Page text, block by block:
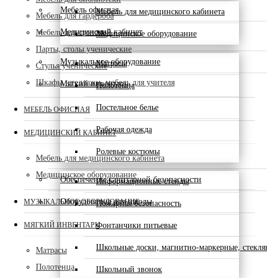
Мебель офисная
Медицинский кабинет
Мебель для медицинского кабинета
Медицинское оборудование
Музыкальное оборудование
Мягкий инвентарь
Матрасы
Полотенца
Постельное белье
Рабочая одежда
Ролевые костюмы
Обеспечение санитарной безопасности
Оборудование для школы
Информационные стенды
Пожарная безопасность
Фонтанчики питьевые
Школьные доски, магнитно-маркерные,
Школьный звонок
Мебель для гардероба
Мебель для столовой
Парты, столы ученические
Стулья ученические
Шкафы, стеллажи, мебель для учителя
МЕБЕЛЬ ОФИСНАЯ
МЕДИЦИНСКИЙ КАБИНЕТ
Мебель для медицинского кабинета
Медицинское оборудование
МУЗЫКАЛЬНОЕ ОБОРУДОВАНИЕ
МЯГКИЙ ИНВЕНТАРЬ
Матрасы
Полотенца